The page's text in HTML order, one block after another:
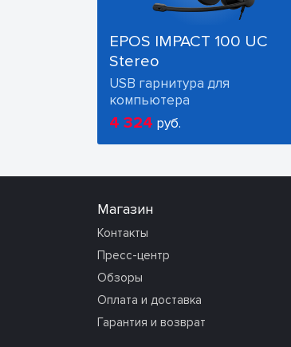
EPOS IMPACT 100 UC
Stereo
USB гарнитура для
компьютера
4 324 руб.
Магазин
Контакты
Пресс-центр
Обзоры
Оплата и доставка
Гарантия и возврат